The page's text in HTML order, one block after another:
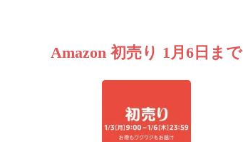
Amazon 初売り 1月6日まで